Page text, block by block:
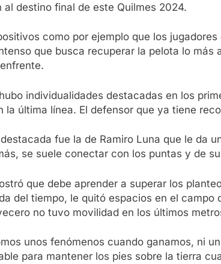
destino final de este Quilmes 2024.
como por ejemplo que los
que busca recuperar la pelota lo
individualidades destacadas en los
la última línea. El defensor que ya tiene
fue la de Ramiro Luna que le da
se suele conectar con los puntas y de
que debe aprender a superar los
del tiempo, le quitó espacios en el
no tuvo movilidad en los últimos
unos fenómenos cuando ganamos, ni
para mantener los pies sobre la tierra